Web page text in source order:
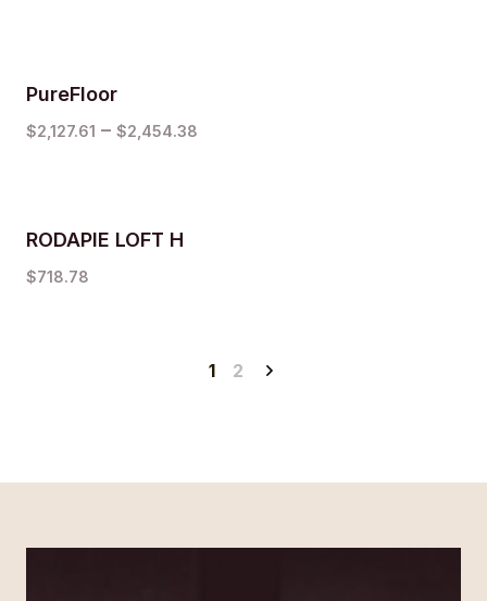
PureFloor
$2,127.61 – $2,454.38
RODAPIE LOFT H
$718.78
1 2 →